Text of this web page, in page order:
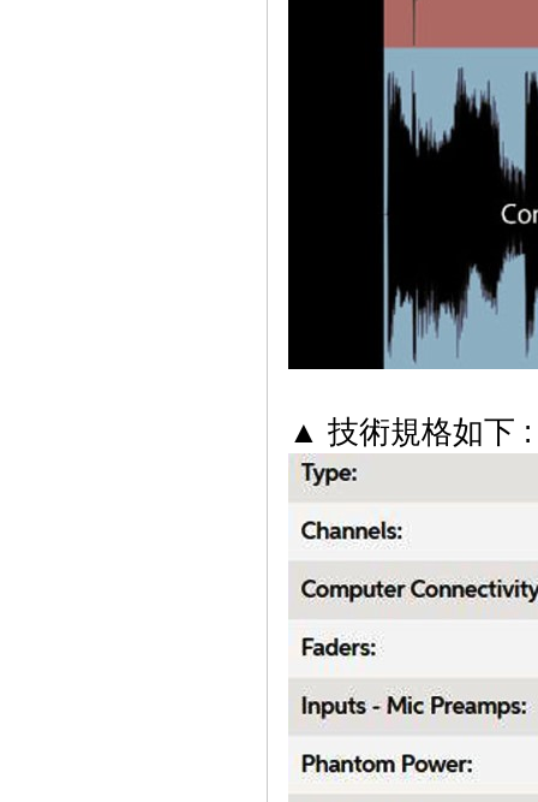
▲ 技術規格如下 :